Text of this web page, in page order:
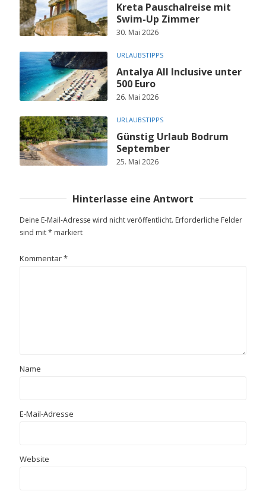
Kreta Pauschalreise mit
Swim-Up Zimmer
30. Mai 2026
URLAUBSTIPPS
Antalya All Inclusive unter
500 Euro
26. Mai 2026
URLAUBSTIPPS
Günstig Urlaub Bodrum
September
25. Mai 2026
Hinterlasse eine Antwort
Deine E-Mail-Adresse wird nicht veröffentlicht. Erforderliche Felder
sind mit* markiert
Kommentar*
Name
E-Mail-Adresse
Website